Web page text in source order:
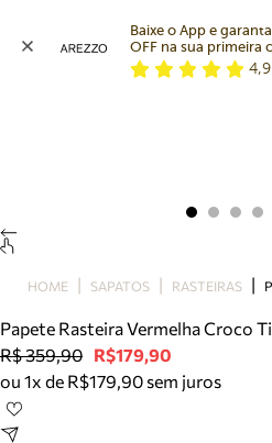
Bolsa
Tamanco
Tênis
Mule
Baixe o App e
OFF na sua primeira
4,9
HOME SAPATOS RASTEIRAS
Papete Rasteira Vermelha Croco
R$ 359,90 R$179,90
ou 1x de R$179,90 sem juros